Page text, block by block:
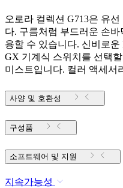
오로라 컬렉션 G713은 유
다. 구름처럼 부드러운 손
용할 수 있습니다. 신비로
GX 기계식 스위치를 선택
미스트입니다. 컬러 액세서
사양 및 호환성
구성품
소프트웨어 및 지원
지속가능성